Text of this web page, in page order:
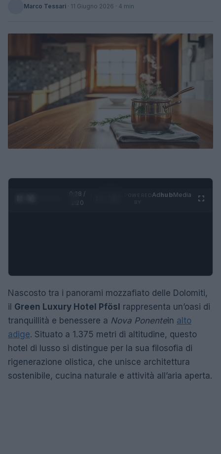
Marco Tessari · 11 Giugno 2026 · 4 min
0:29 /
1:20
AdhubMedia
Nascosto tra i panorami mozzafiato delle Dolomiti,
il Green Luxury Hotel Pfösl rappresenta un’oasi di
tranquillità e benessere a Nova Ponentein alto
adige. Situato a 1.375 metri di altitudine, questo
hotel di lusso si distingue per la sua filosofia di
rigenerazione olistica, che unisce architettura
sostenibile, cucina naturale e attività all’aria aperta.